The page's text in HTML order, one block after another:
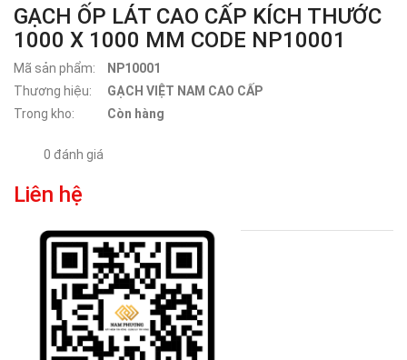
GẠCH ỐP LÁT CAO CẤP KÍCH THƯỚC
1000 X 1000 MM CODE NP10001
Mã sản phẩm:
NP10001
Thương hiệu:
GẠCH VIỆT NAM CAO CẤP
Trong kho:
Còn hàng
0 đánh giá
Liên hệ